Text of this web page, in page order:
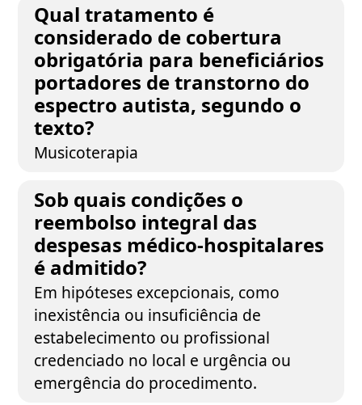
Qual tratamento é
considerado de cobertura
obrigatória para beneficiários
portadores de transtorno do
espectro autista, segundo o
texto?
Musicoterapia
Sob quais condições o
reembolso integral das
despesas médico-hospitalares
é admitido?
Em hipóteses excepcionais, como
inexistência ou insuficiência de
estabelecimento ou profissional
credenciado no local e urgência ou
emergência do procedimento.